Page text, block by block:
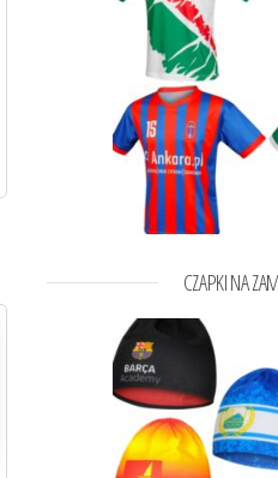
można wybrać na stronie produktu
produkt ma wiele wariantów. Opcje
CZAPKI NA